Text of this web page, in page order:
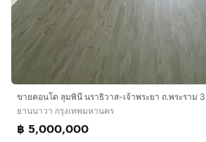
ยานนาวา กรุงเทพมหานคร
฿ 5,000,000